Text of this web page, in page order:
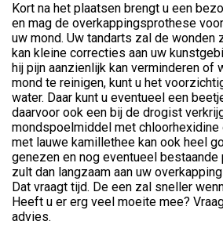
Kort na het plaatsen brengt u een
en mag de overkappingsprothese
uw mond. Uw tandarts zal de wonden
kan kleine correcties aan uw
hij pijn aanzienlijk kan verminderen of
mond te reinigen, kunt u het
water. Daar kunt u eventueel een
daarvoor ook een bij de drogist
mondspoelmiddel met chloorhexidine
met lauwe kamillethee kan ook heel
genezen en nog eventueel bestaande
zult dan langzaam aan uw
Dat vraagt tijd. De een zal sneller
Heeft u er erg veel moeite mee?
advies.